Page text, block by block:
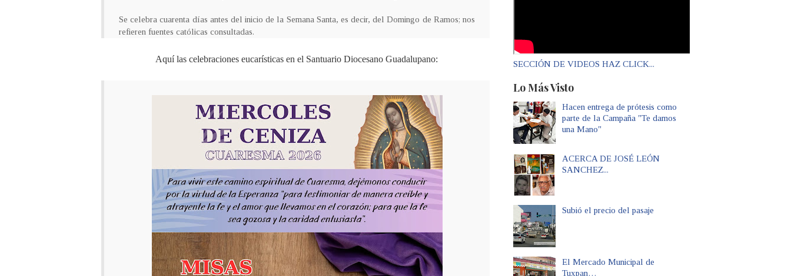
Se celebra cuarenta días antes del inicio de la Semana Santa, es decir, del Domingo de Ramos; nos
refieren fuentes católicas consultadas.
Aquí las celebraciones eucarísticas en el Santuario Diocesano Guadalupano: SECCIÓN DE VIDEOS HAZ CLICK...
Lo Más Visto
Hacen entrega de prótesis como
parte de la Campaña "Te damos
una Mano"
ACERCA DE JOSÉ LEÓN
SANCHEZ...
Subió el precio del pasaje
El Mercado Municipal de
Tuxpan…